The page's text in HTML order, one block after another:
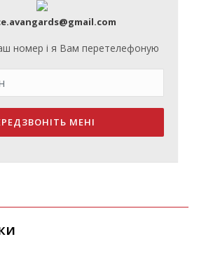
номер і я Вам перетелефоную
МЕНІ